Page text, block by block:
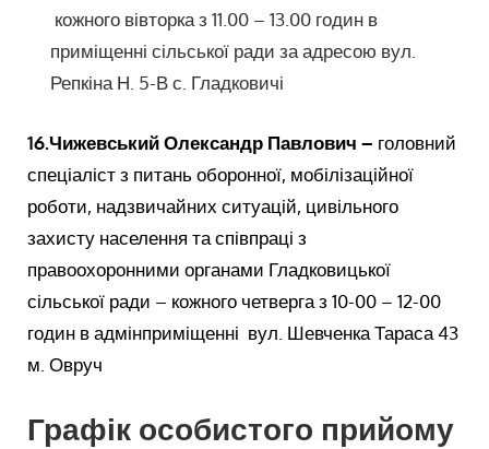
кожного вівторка з 11.00 – 13.00 годин в
приміщенні сільської ради за адресою вул.
Репкіна Н. 5-В с. Гладковичі
16.Чижевський Олександр Павлович – головний
спеціаліст з питань оборонної, мобілізаційної
роботи, надзвичайних ситуацій, цивільного
захисту населення та співпраці з
правоохоронними органами Гладковицької
сільської ради – кожного четверга з 10-00 – 12-00
годин в адмінприміщенні вул. Шевченка Тараса 43
м. Овруч
Графік особистого прийому